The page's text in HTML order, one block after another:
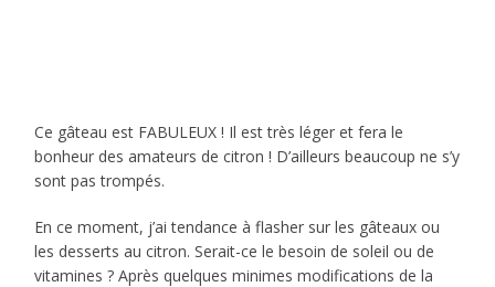
Ce gâteau est FABULEUX ! Il est très léger et fera le
bonheur des amateurs de citron ! D’ailleurs beaucoup ne s’y
sont pas trompés.
En ce moment, j’ai tendance à flasher sur les gâteaux ou
les desserts au citron. Serait-ce le besoin de soleil ou de
vitamines ? Après quelques minimes modifications de la